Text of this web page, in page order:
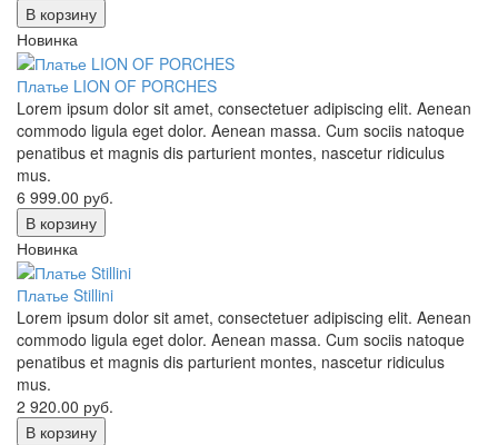
В корзину
Новинка
Платье LION OF PORCHES
Lorem ipsum dolor sit amet, consectetuer adipiscing elit. Aenean
commodo ligula eget dolor. Aenean massa. Cum sociis natoque
penatibus et magnis dis parturient montes, nascetur ridiculus
mus.
6 999.00 руб.
В корзину
Новинка
Платье Stillini
Lorem ipsum dolor sit amet, consectetuer adipiscing elit. Aenean
commodo ligula eget dolor. Aenean massa. Cum sociis natoque
penatibus et magnis dis parturient montes, nascetur ridiculus
mus.
2 920.00 руб.
В корзину